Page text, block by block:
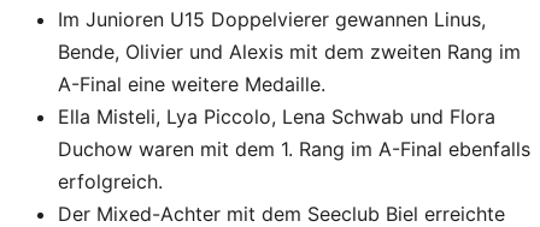
Im Junioren U15 Doppelvierer gewannen Linus,
Bende, Olivier und Alexis mit dem zweiten Rang im
A-Final eine weitere Medaille.
Ella Misteli, Lya Piccolo, Lena Schwab und Flora
Duchow waren mit dem 1. Rang im A-Final ebenfalls
erfolgreich.
Der Mixed-Achter mit dem Seeclub Biel erreichte